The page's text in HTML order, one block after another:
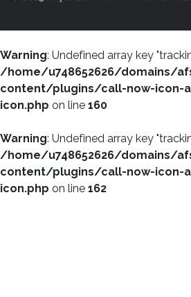
Warning: Undefined array key
/home/u748652626/domains/
content/plugins/call-now-icon-
icon.php on line 160
Warning: Undefined array key
/home/u748652626/domains/
content/plugins/call-now-icon-
icon.php on line 162